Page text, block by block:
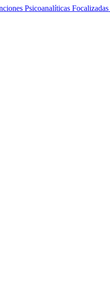
Psicoanalíticas Focalizadas